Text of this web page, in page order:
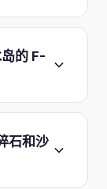
Dacia
速手动挡
在厚实的一
的 F-
，因此在
石和沙